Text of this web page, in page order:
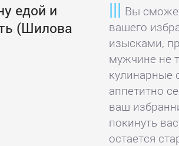
едой и
(Шилова
Вы
вашего
изысками,
мужчине не
кулинарные
аппетитно
ваш
покинуть
остается